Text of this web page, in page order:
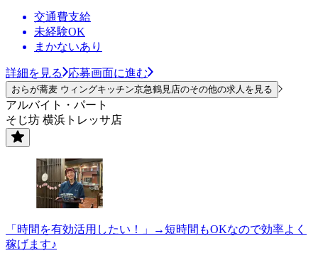
交通費支給
未経験OK
まかないあり
詳細を見る 応募画面に進む
おらが蕎麦 ウィングキッチン京急鶴見店のその他の求人を見る
アルバイト・パート
そじ坊 横浜トレッサ店
「時間を有効活用したい！」→短時間もOKなので効率よく
稼げます♪